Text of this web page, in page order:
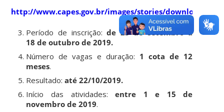
http://www.capes.gov.br/images/stories/download/
Período de inscrição:de 23 de setembro a
18 de outubro de 2019.
Número de vagas e duração: 1 cota de 12
meses.
Resultado:até 22/10/2019.
Início das atividades:entre 1 e 15 de
novembro de 2019.